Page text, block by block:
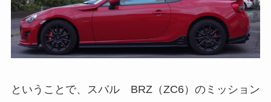
ということで、スバル BRZ（ZC6）のミッション